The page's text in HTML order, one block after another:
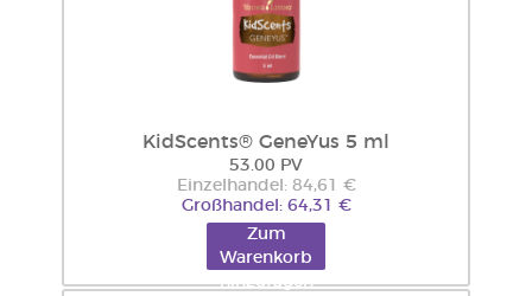
KidScents® GeneYus 5 ml
53.00 PV
Einzelhandel: 84,61 €
Großhandel: 64,31 €
Zum
Warenkorb
hinzufügen